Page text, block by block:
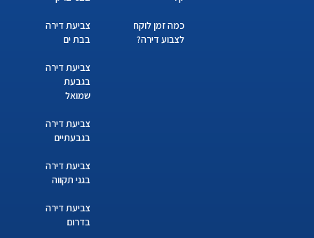
כמה זמן לוקח
לצבוע דירה?
צביעת דירה
בבת ים
צביעת דירה
בגבעת
שמואל
צביעת דירה
בגבעתיים
צביעת דירה
בגני תקווה
צביעת דירה
בדרום